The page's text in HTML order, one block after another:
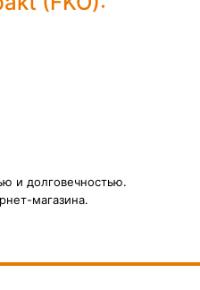
и долговечностью.
магазина.